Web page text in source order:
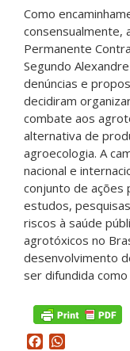
Como
consensualmente,
Permanente
Segundo
denúncias e
decidiram
combate aos
alternativa de
agroecologia. A
nacional e
conjunto de ações
estudos,
riscos à saúde
agrotóxicos no
desenvolvimento
ser difundida
Facebook